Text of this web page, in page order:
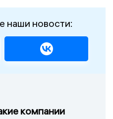
наши новости:
компании